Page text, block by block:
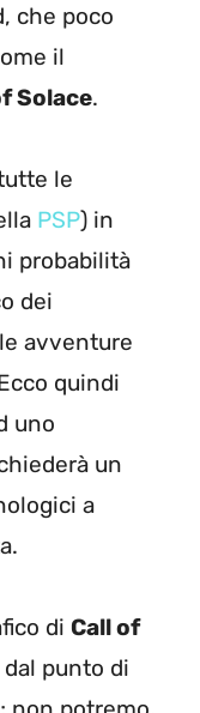
che poco
il
Solace.
le
PSP) in
probabilità
dei
avventure
quindi
uno
un
a
di Call of
punto di